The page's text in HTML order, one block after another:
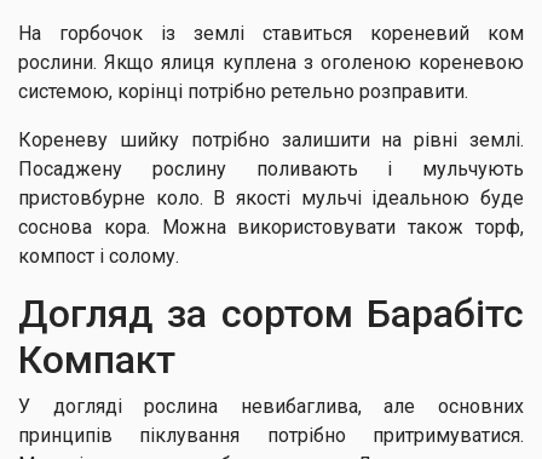
На горбочок із землі ставиться кореневий ком
рослини. Якщо ялиця куплена з оголеною кореневою
системою, корінці потрібно ретельно розправити.
Кореневу шийку потрібно залишити на рівні землі.
Посаджену рослину поливають і мульчують
пристовбурне коло. В якості мульчі ідеальною буде
соснова кора. Можна використовувати також торф,
компост і солому.
Догляд за сортом Барабітс
Компакт
У догляді рослина невибаглива, але основних
принципів піклування потрібно притримуватися.